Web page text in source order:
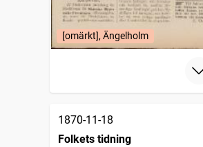
[omärkt], Ängelholm
1870-11-18
Folkets tidning